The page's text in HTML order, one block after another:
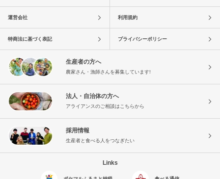
運営会社 利用規約
特商法に基づく表記 プライバシーポリシー
生産者の方へ
農家さん・漁師さんを募集しています!
法人・自治体の方へ
アライアンスのご相談はこちらから
採用情報
生産者と食べる人をつなぎたい
Links